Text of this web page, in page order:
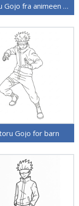
Satoru Gojo fra animeen Jujutsu Kaisen
Gojo for barn